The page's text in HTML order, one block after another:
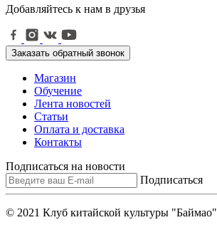
Добавляйтесь к нам в друзья
Заказать обратный звонок
Магазин
Обучение
Лента новостей
Статьи
Оплата и доставка
Контакты
Подписаться на новости
Подписаться
© 2021 Клуб китайской культуры "Баймао"